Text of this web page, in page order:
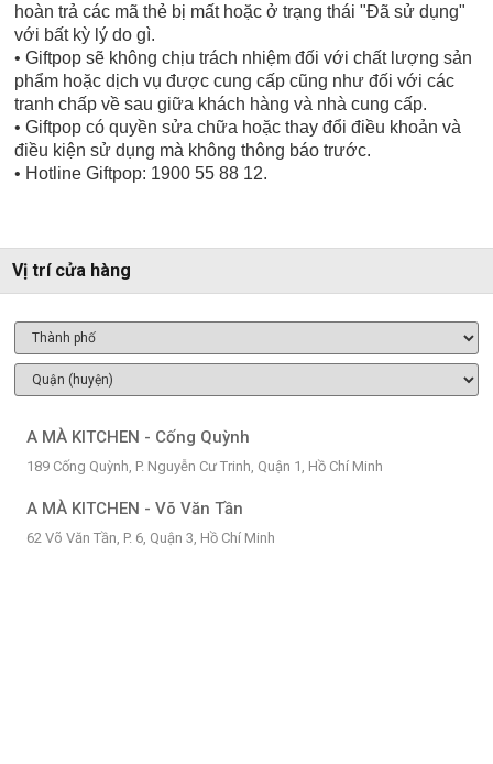
hoàn trả các mã thẻ bị mất hoặc ở trạng thái "Đã sử dụng"
với bất kỳ lý do gì.
• Giftpop sẽ không chịu trách nhiệm đối với chất lượng sản
phẩm hoặc dịch vụ được cung cấp cũng như đối với các
tranh chấp về sau giữa khách hàng và nhà cung cấp.
• Giftpop có quyền sửa chữa hoặc thay đổi điều khoản và
điều kiện sử dụng mà không thông báo trước.
• Hotline Giftpop: 1900 55 88 12.
Vị trí cửa hàng
A MÀ KITCHEN - Cống Quỳnh
189 Cống Quỳnh, P. Nguyễn Cư Trinh, Quận 1, Hồ Chí Minh
A MÀ KITCHEN - Võ Văn Tần
62 Võ Văn Tần, P. 6, Quận 3, Hồ Chí Minh